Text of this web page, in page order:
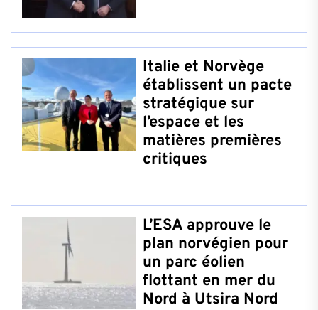
Italie et Norvège
établissent un pacte
stratégique sur
l’espace et les
matières premières
critiques
L’ESA approuve le
plan norvégien pour
un parc éolien
flottant en mer du
Nord à Utsira Nord